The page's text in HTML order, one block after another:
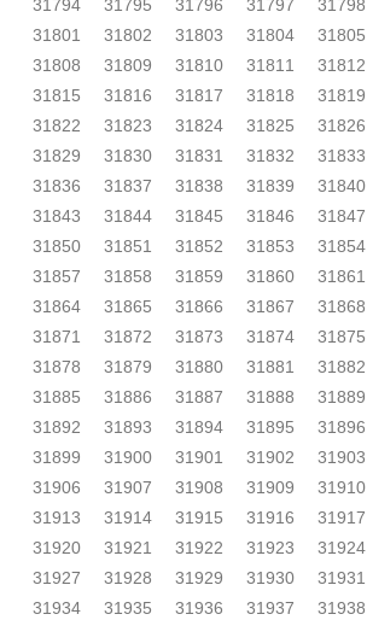
31794 31795 31796 31797 31798
31801
31802 31803 31804 31805
31808
31809 31810 31811 31812
31815
31816 31817 31818 31819
31822
31823 31824 31825 31826
31829
31830 31831 31832 31833
31836
31837 31838 31839 31840
31843
31844 31845 31846 31847
31850
31851 31852 31853 31854
31857
31858 31859 31860 31861
31864
31865 31866 31867 31868
31871
31872 31873 31874 31875
31878
31879 31880 31881 31882
31885
31886 31887 31888 31889
31892
31893 31894 31895 31896
31899
31900 31901 31902 31903
31906
31907 31908 31909 31910
31913
31914 31915 31916 31917
31920
31921 31922 31923 31924
31927
31928 31929 31930 31931
31934
31935 31936 31937 31938